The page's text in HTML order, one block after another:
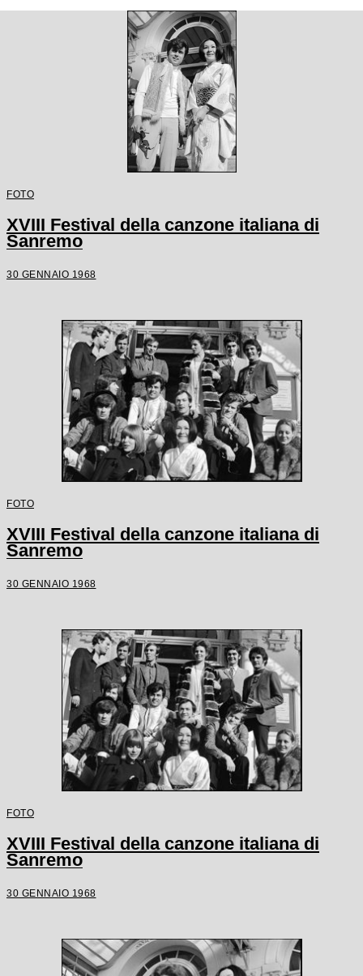
FOTO
XVIII Festival della canzone italiana di
Sanremo
30 GENNAIO 1968
FOTO
XVIII Festival della canzone italiana di
Sanremo
30 GENNAIO 1968
FOTO
XVIII Festival della canzone italiana di
Sanremo
30 GENNAIO 1968